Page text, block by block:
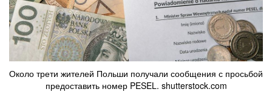
Около трети жителей Польши получали сообщения с просьбой
предоставить номер PESEL. shutterstock.com